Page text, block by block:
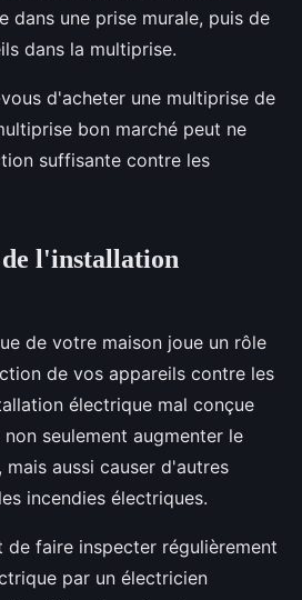
dans une prise murale, puis de
dans la multiprise.
d'acheter une multiprise de
bon marché peut ne
suffisante contre les
l'installation
de votre maison joue un rôle
de vos appareils contre les
électrique mal conçue
seulement augmenter le
aussi causer d'autres
incendies électriques.
faire inspecter régulièrement
par un électricien